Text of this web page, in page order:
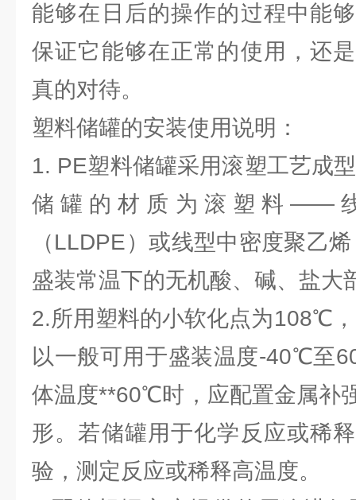
能够在日后的操作的过程中能
保证它能够在正常的使用，还
真的对待。
塑料储罐的安装使用说明：
1. PE塑料储罐采用滚塑工艺成
储罐的材质为滚塑料——
（LLDPE）或线型中密度聚乙
盛装常温下的无机酸、碱、盐大
2.所用塑料的小软化点为108℃
以一般可用于盛装温度-40℃至
体温度**60℃时，应配置金属补
形。若储罐用于化学反应或稀
验，测定反应或稀释高温度。